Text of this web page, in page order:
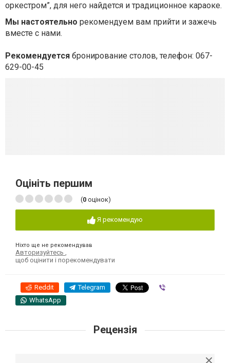
оркестром”, для него найдется и традиционное караоке.
Мы настоятельно рекомендуем вам прийти и зажечь
вместе с нами.
Рекомендуется бронирование столов, телефон: 067-
629-00-45
Оцініть першим
(0 оцінок)
Я рекомендую
Ніхто ще не рекомендував
Авторизуйтесь
щоб оцінити і порекомендувати
Reddit Telegram
WhatsApp
Рецензія